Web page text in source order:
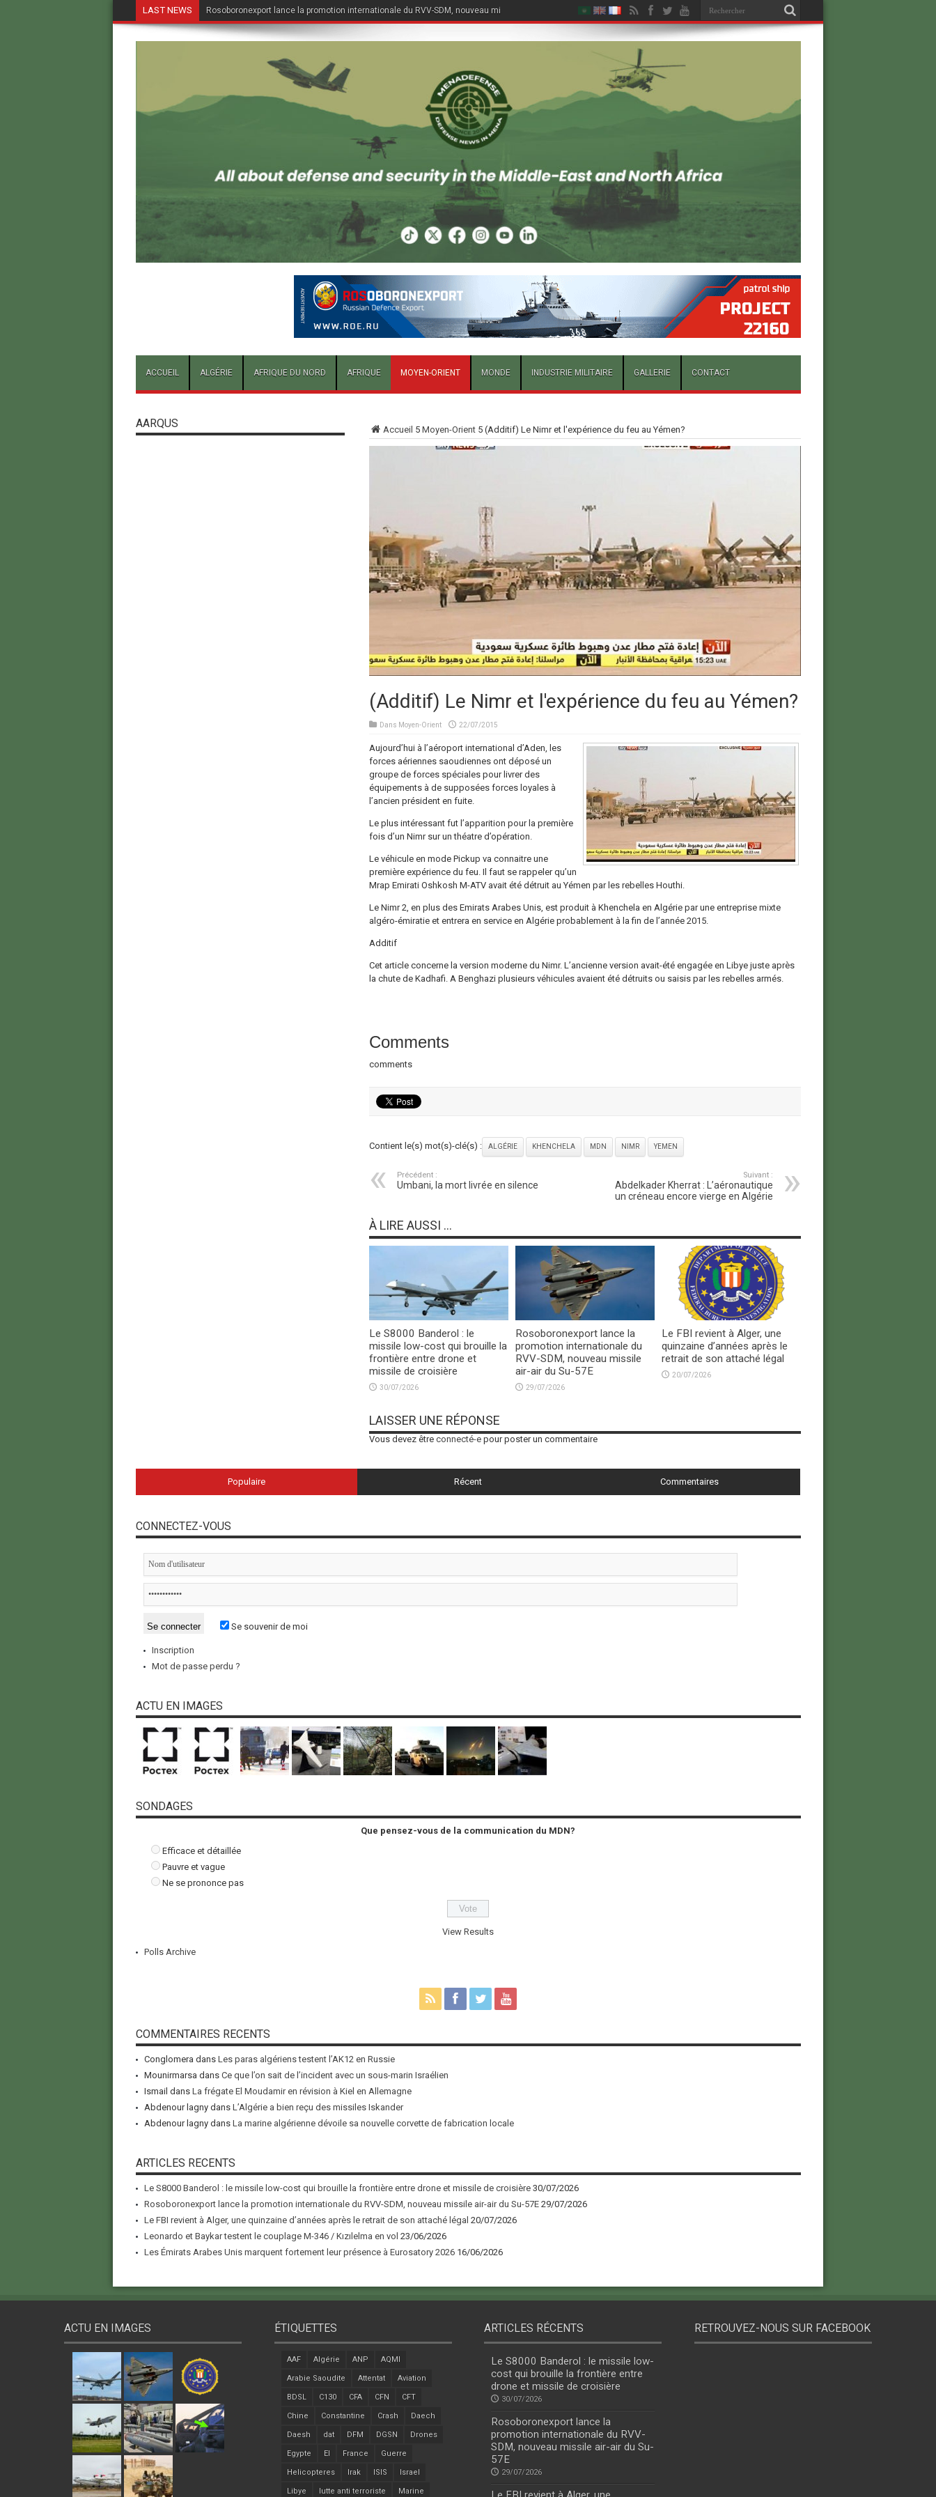
LAST NEWS Rosoboronexport lance la promotion internationale du RVV-SDM, nouveau missile air-air du Su-57E
ACCUEIL ALGÉRIE AFRIQUE DU NORD AFRIQUE MOYEN-ORIENT MONDE INDUSTRIE MILITAIRE GALLERIE CONTACT
Accueil 5 Moyen-Orient5 (Additif) Le Nimr et l'expérience du feu au Yémen?
(Additif) Le Nimr et l'expérience du feu au Yémen?
Dans Moyen-Orient 22/07/2015
Aujourd’hui à l’aéroport international d’Aden, les
forces aériennes saoudiennes ont déposé un
groupe de forces spéciales pour livrer des
équipements à de supposées forces loyales à
l’ancien président en fuite.
Le plus intéressant fut l’apparition pour la première
fois d’un Nimr sur un théatre d’opération.
Le véhicule en mode Pickup va connaitre une
première expérience du feu. Il faut se rappeler qu’un
Mrap Emirati Oshkosh M-ATV avait été détruit au Yémen par les rebelles Houthi.
Le Nimr 2, en plus des Emirats Arabes Unis, est produit à Khenchela en Algérie par une entreprise mixte
algéro-émiratie et entrera en service en Algérie probablement à la fin de l’année 2015.
Additif
Cet article concerne la version moderne du Nimr. L’ancienne version avait-été engagée en Libye juste après
la chute de Kadhafi. A Benghazi plusieurs véhicules avaient été détruits ou saisis par les rebelles armés.
Comments
comments
Contient le(s) mot(s)-clé(s) : ALGÉRIE KHENCHELA MDN NIMR YEMEN
Précédent :
Umbani, la mort livrée en silence
Suivant :
Abdelkader Kherrat : L’aéronautique
un créneau encore vierge en Algérie
À LIRE AUSSI ...
Le S8000 Banderol : le
missile low-cost qui brouille la
frontière entre drone et
missile de croisière
30/07/2026
Rosoboronexport lance la
promotion internationale du
RVV-SDM, nouveau missile
air-air du Su-57E
29/07/2026
Le FBI revient à Alger, une
quinzaine d’années après le
retrait de son attaché légal
20/07/2026
LAISSER UNE RÉPONSE
Vous devez être connecté-epour poster un commentaire
AARQUS
Populaire Récent Commentaires
CONNECTEZ-VOUS
Se souvenir de moi
Inscription
Mot de passe perdu ?
ACTU EN IMAGES
SONDAGES
Que pensez-vous de la communication du MDN?
Efficace et détaillée
Pauvre et vague
Ne se prononce pas
View Results
Polls Archive
COMMENTAIRES RECENTS
Conglomera dans Les paras algériens testent l’AK12 en Russie
Mounirmarsa dans Ce que l’on sait de l’incident avec un sous-marin Israélien
Ismail dans La frégate El Moudamir en révision à Kiel en Allemagne
Abdenour lagnydans L’Algérie a bien reçu des missiles Iskander
Abdenour lagnydans La marine algérienne dévoile sa nouvelle corvette de fabrication locale
ARTICLES RECENTS
Le S8000 Banderol : le missile low-cost qui brouille la frontière entre drone et missile de croisière 30/07/2026
Rosoboronexport lance la promotion internationale du RVV-SDM, nouveau missile air-air du Su-57E 29/07/2026
Le FBI revient à Alger, une quinzaine d’années après le retrait de son attaché légal 20/07/2026
Leonardo et Baykar testent le couplage M-346 / Kızılelma en vol 23/06/2026
Les Émirats Arabes Unis marquent fortement leur présence à Eurosatory 2026 16/06/2026
ACTU EN IMAGES ÉTIQUETTES
AAF Algérie ANP AQMI
Arabie Saoudite Attentat Aviation
BDSL C130 CFA CFN CFT
Chine Constantine Crash Daech
Daesh dat DFM DGSN Drones
Egypte EI France Guerre
Helicopteres Irak ISIS Israel
Libye lutte anti terroriste Marine
ARTICLES RÉCENTS
Le S8000 Banderol : le missile low-
cost qui brouille la frontière entre
drone et missile de croisière
30/07/2026
Rosoboronexport lance la
promotion internationale du RVV-
SDM, nouveau missile air-air du Su-
57E
29/07/2026
RETROUVEZ-NOUS SUR FACEBOOK